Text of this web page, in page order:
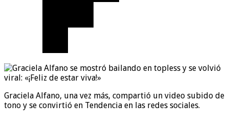
Graciela Alfano, una vez más, compartió un video subido de
tono y se convirtió en Tendencia en las redes sociales.